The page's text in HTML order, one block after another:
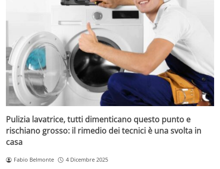
Pulizia lavatrice, tutti dimenticano questo punto e
rischiano grosso: il rimedio dei tecnici è una svolta in
casa
Fabio Belmonte 4 Dicembre 2025